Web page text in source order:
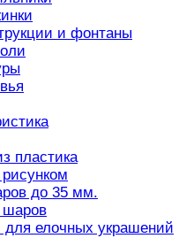
и фонтаны
пластика
до 35 мм.
шаров
для елочных украшений